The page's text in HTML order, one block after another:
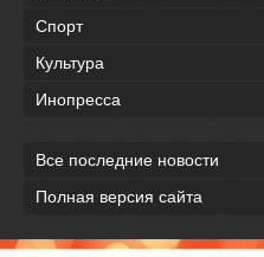
Спорт
Культура
Инопресса
Все последние новости
Полная версия сайта